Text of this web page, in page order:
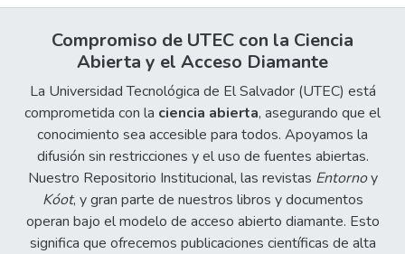
Compromiso de UTEC con la Ciencia
Abierta y el Acceso Diamante
La Universidad Tecnológica de El Salvador (UTEC) está
comprometida con la ciencia abierta, asegurando que el
conocimiento sea accesible para todos. Apoyamos la
difusión sin restricciones y el uso de fuentes abiertas.
Nuestro Repositorio Institucional, las revistas Entornoy
Kóot, y gran parte de nuestros libros y documentos
operan bajo el modelo de acceso abierto diamante. Esto
significa que ofrecemos publicaciones científicas de alta